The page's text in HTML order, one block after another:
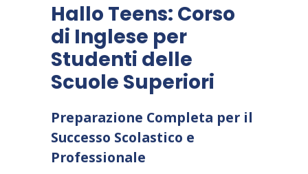
Hallo Teens: Corso
di Inglese per
Studenti delle
Scuole Superiori
Preparazione Completa per il
Successo Scolastico e
Professionale